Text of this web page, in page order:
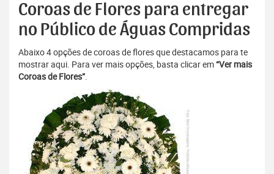
Coroas de Flores para entregar
no Público de Águas Compridas
Abaixo 4 opções de coroas de flores que destacamos para te
mostrar aqui. Para ver mais opções, basta clicar em“Ver mais
Coroas de Flores”.